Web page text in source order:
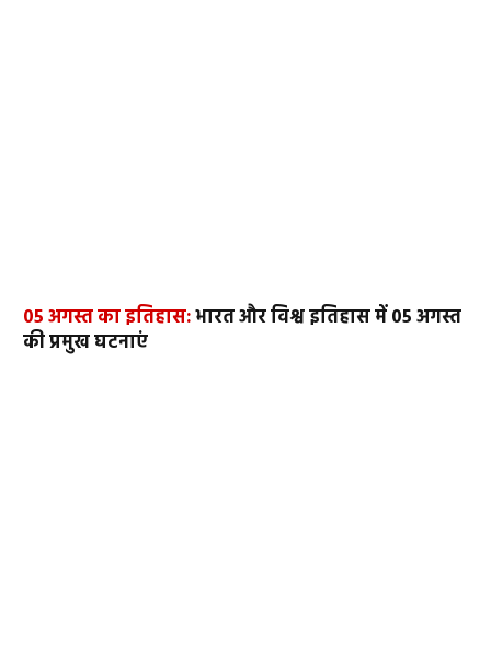
05 अगस्त का इतिहास:भारत और विश्व इतिहास में 05 अगस्त
की प्रमुख घटनाएं